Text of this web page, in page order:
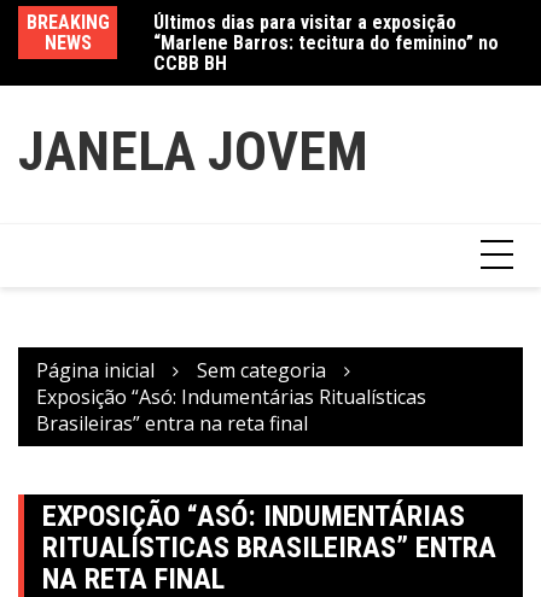
conteúdo
BREAKING
NEWS
Últimos dias para visitar a exposição
“Marlene Barros: tecitura do feminino” no
CCBB BH
Amanda Mangili transforma beleza e
inclusão em conexão real nas redes
JANELA JOVEM
Página inicial
Sem categoria
Exposição “Asó: Indumentárias Ritualísticas
Brasileiras” entra na reta final
EXPOSIÇÃO “ASÓ: INDUMENTÁRIAS
RITUALÍSTICAS BRASILEIRAS” ENTRA
NA RETA FINAL